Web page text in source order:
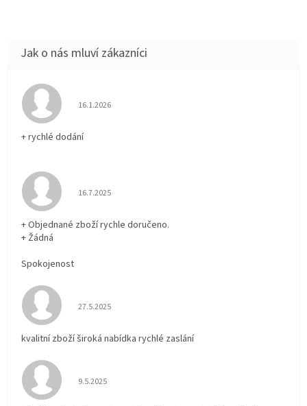
Hodnocení obchodu je 5 z 5 hvězdiček.
16.1.2026
+ rychlé dodání
Hodnocení obchodu je 5 z 5 hvězdiček.
16.7.2025
+ Objednané zboží rychle doručeno.
+ Žádná
Spokojenost
Hodnocení obchodu je 5 z 5 hvězdiček.
27.5.2025
kvalitní zboží široká nabídka rychlé zaslání
Hodnocení obchodu je 5 z 5 hvězdiček.
9.5.2025